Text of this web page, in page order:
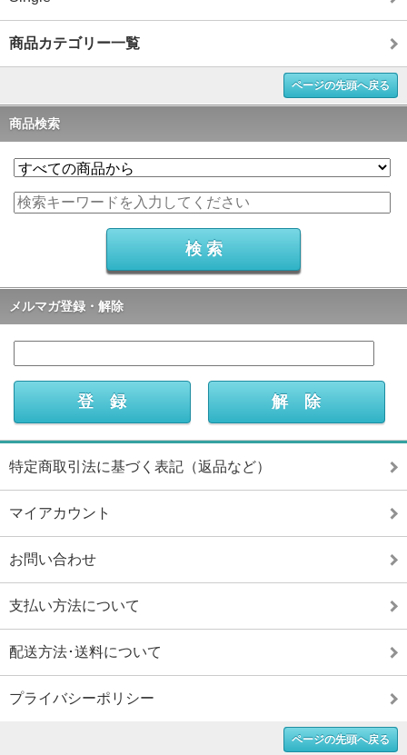
商品カテゴリー一覧
ページの先頭へ戻る
商品検索
メルマガ登録・解除
特定商取引法に基づく表記（返品など）
マイアカウント
お問い合わせ
支払い方法について
配送方法･送料について
プライバシーポリシー
ページの先頭へ戻る